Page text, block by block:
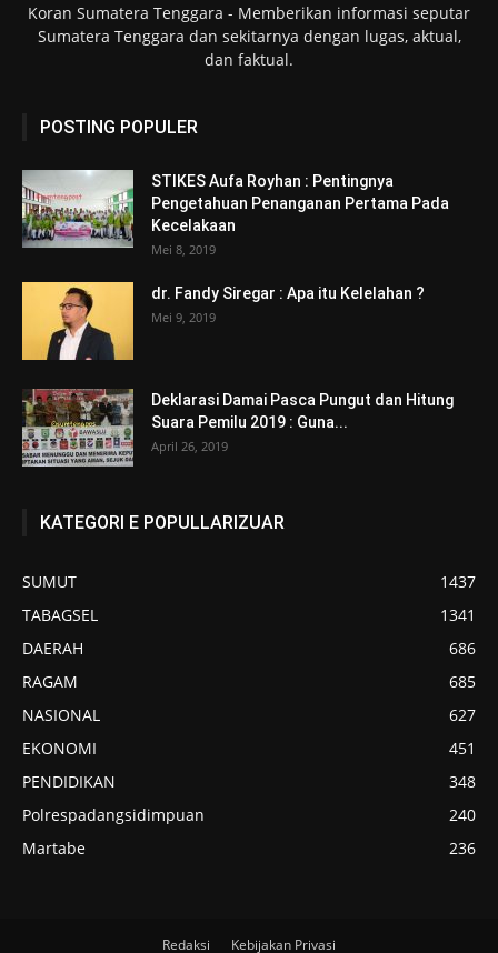
Koran Sumatera Tenggara - Memberikan informasi seputar
Sumatera Tenggara dan sekitarnya dengan lugas, aktual,
dan faktual.
POSTING POPULER
STIKES Aufa Royhan : Pentingnya
Pengetahuan Penanganan Pertama Pada
Kecelakaan
Mei 8, 2019
dr. Fandy Siregar : Apa itu Kelelahan ?
Mei 9, 2019
Deklarasi Damai Pasca Pungut dan Hitung
Suara Pemilu 2019 : Guna...
April 26, 2019
KATEGORI E POPULLARIZUAR
SUMUT
1437
TABAGSEL
1341
DAERAH
686
RAGAM
685
NASIONAL
627
EKONOMI
451
PENDIDIKAN
348
Polrespadangsidimpuan
240
Martabe
236
Redaksi Kebijakan Privasi